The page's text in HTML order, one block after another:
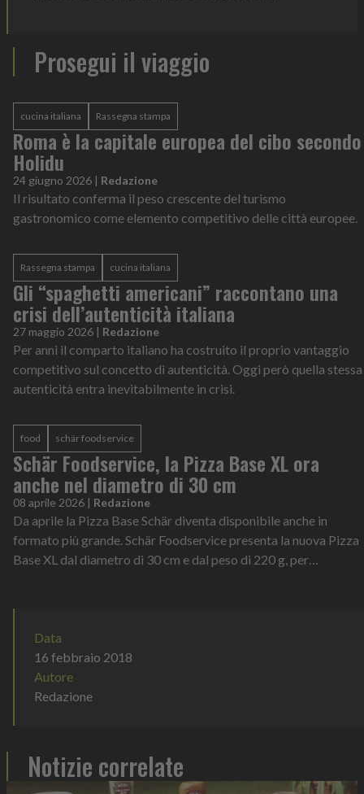
Prosegui il viaggio
cucina italiana Rassegna stampa
Roma è la capitale europea del cibo secondo
Holidu
24 giugno 2026 | Redazione
Il risultato conferma il peso crescente del turismo
gastronomico come elemento competitivo delle città europee.
Rassegna stampa cucina italiana
Gli “spaghetti americani” raccontano una
crisi dell’autenticità italiana
27 maggio 2026 | Redazione
Per anni il comparto italiano ha costruito il proprio vantaggio
competitivo sul concetto di autenticità. Oggi però quella stessa
autenticità entra inevitabilmente in crisi.
food schär foodservice
Schär Foodservice, la Pizza Base XL ora
anche nel diametro di 30 cm
08 aprile 2026 | Redazione
Da aprile la Pizza Base Schär diventa disponibile anche in
formato più grande. Schär Foodservice presenta la nuova Pizza
Base XL dal diametro di 30 cm e dal peso di 220 g, per
Data
16 febbraio 2018
Autore
Redazione
Notizie correlate